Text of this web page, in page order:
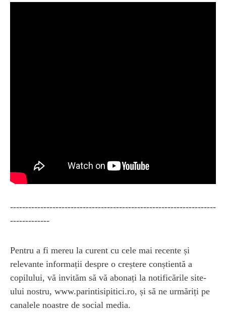
--------------------------------------------------------------------
-------------
Pentru a fi mereu la curent cu cele mai recente și
relevante informații despre o creștere conștientă a
copilului, vă invităm să vă abonați la notificările site-
ului nostru, www.parintisipitici.ro, și să ne urmăriți pe
canalele noastre de social media.